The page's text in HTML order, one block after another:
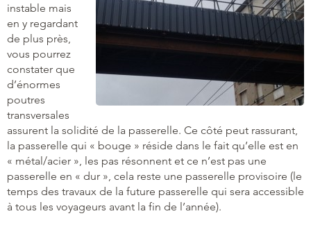
instable mais
en y regardant
de plus près,
vous pourrez
constater que
d’énormes
poutres
transversales
assurent la solidité de la passerelle. Ce côté peut rassurant,
la passerelle qui « bouge » réside dans le fait qu’elle est en
« métal/acier », les pas résonnent et ce n’est pas une
passerelle en « dur », cela reste une passerelle provisoire (le
temps des travaux de la future passerelle qui sera accessible
à tous les voyageurs avant la fin de l’année).